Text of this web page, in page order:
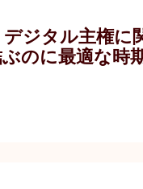
ジタル主権に
のに最適な時